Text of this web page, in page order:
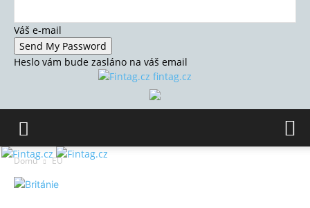
Váš e-mail
Heslo vám bude zasláno na váš email
fintag.cz
Domů EU